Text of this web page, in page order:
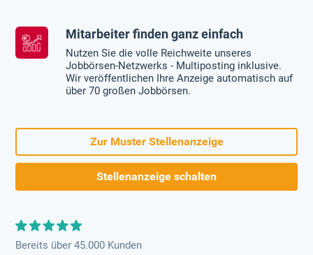
Mitarbeiter finden ganz einfach
Nutzen Sie die volle Reichweite unseres
Jobbörsen-Netzwerks - Multiposting inklusive.
Wir veröffentlichen Ihre Anzeige automatisch auf
über 70 großen Jobbörsen.
Zur Muster Stellenanzeige
Stellenanzeige schalten
Bereits über 45.000 Kunden